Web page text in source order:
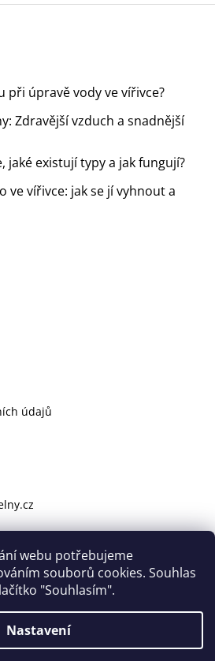
webu potřebujeme
souborů cookies. Souhlas
"Souhlasím".
Nastavení
při úpravě vody ve vířivce?
Zdravější vzduch a snadnější
jaké existují typy a jak fungují?
ve vířivce: jak se jí vyhnout a
údajů
vyberovekoupelny/